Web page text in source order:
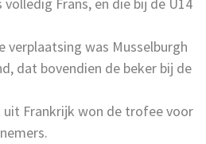
was Musselburgh
dat bovendien de beker bij de
uit Frankrijk won de trofee voor